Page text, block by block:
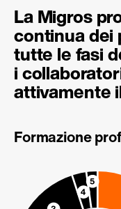
La Migros
continua dei
tutte le fasi
i
attivamente
Formazione